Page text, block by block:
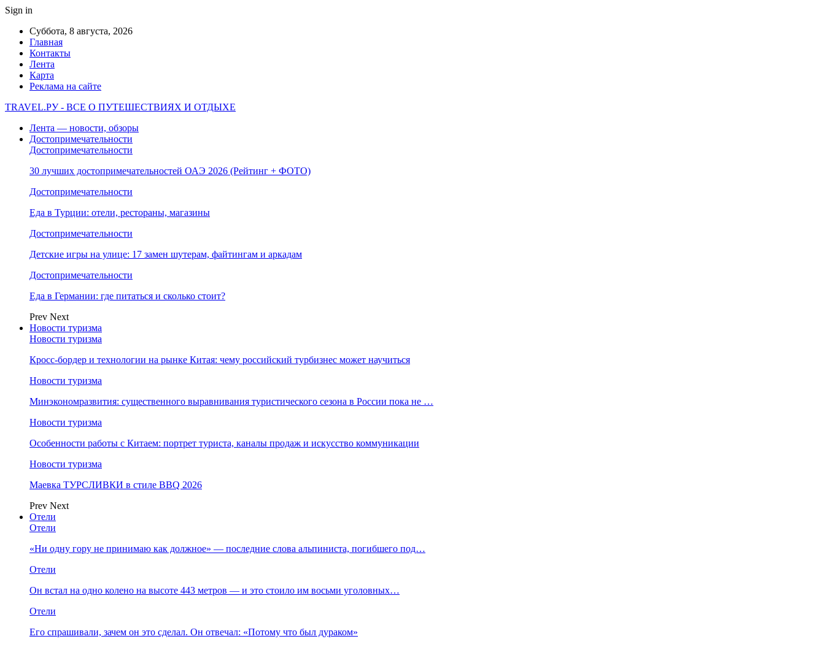
Sign in
Суббота, 8 августа, 2026
Главная
Контакты
Лента
Карта
Реклама на сайте
TRAVEL.РУ - ВСЕ О ПУТЕШЕСТВИЯХ И ОТДЫХЕ
Лента — новости, обзоры
Достопримечательности
Достопримечательности
30 лучших достопримечательностей ОАЭ 2026 (Рейтинг + ФОТО)
Достопримечательности
Еда в Турции: отели, рестораны, магазины
Достопримечательности
Детские игры на улице: 17 замен шутерам, файтингам и аркадам
Достопримечательности
Еда в Германии: где питаться и сколько стоит?
Prev Next
Новости туризма
Новости туризма
Кросс-бордер и технологии на рынке Китая: чему российский турбизнес может научиться
Новости туризма
Минэкономразвития: существенного выравнивания туристического сезона в России пока не …
Новости туризма
Особенности работы с Китаем: портрет туриста, каналы продаж и искусство коммуникации
Новости туризма
Маевка ТУРСЛИВКИ в стиле BBQ 2026
Prev Next
Отели
Отели
«Ни одну гору не принимаю как должное» — последние слова альпиниста, погибшего под…
Отели
Он встал на одно колено на высоте 443 метров — и это стоило им восьми уголовных…
Отели
Его спрашивали, зачем он это сделал. Он отвечал: «Потому что был дураком»